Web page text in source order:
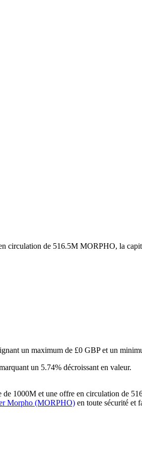
circulation de 516.5M MORPHO, la
un maximum de £0 GBP et un
un 5.74% décroissant en valeur.
1000M et une offre en circulation de
Morpho (MORPHO) en toute sécurité et